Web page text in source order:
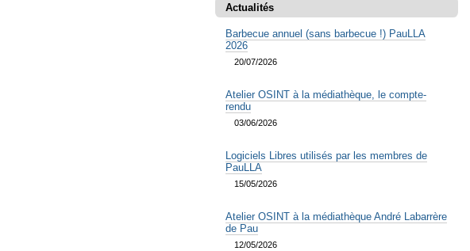
Actualités
Barbecue annuel (sans barbecue !) PauLLA
2026
20/07/2026
Atelier OSINT à la médiathèque, le compte-
rendu
03/06/2026
Logiciels Libres utilisés par les membres de
PauLLA
15/05/2026
Atelier OSINT à la médiathèque André Labarrère
de Pau
12/05/2026